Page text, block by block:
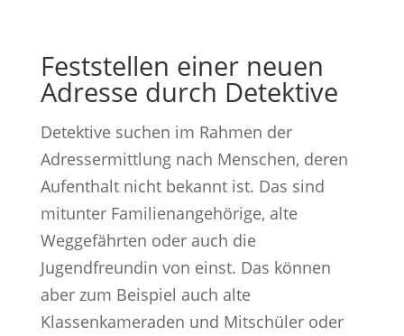
Feststellen einer neuen
Adresse durch Detektive
Detektive suchen im Rahmen der
Adressermittlung nach Menschen, deren
Aufenthalt nicht bekannt ist. Das sind
mitunter Familienangehörige, alte
Weggefährten oder auch die
Jugendfreundin von einst. Das können
aber zum Beispiel auch alte
Klassenkameraden und Mitschüler oder